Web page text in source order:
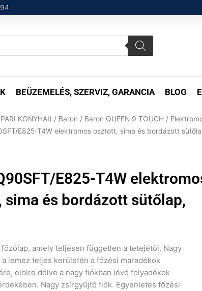
BEÜZEMELÉS, SZERVIZ, GARANCIA BLOG
KONYHAI) / Baron / Baron QUEEN 9 TOUCH /
E825-T4W elektromos osztott, sima és bordázott
E825-T4W
sima és bordázott sütőlap,
főzőlap, amely teljesen független a tetejétől. Nagy
lemez teljes kerületén a főzési maradékok
elölre dőlve a nagy fiókban lévő folyadékok
Nagy zsírgyűjtő fiók. Egyenletes főzési